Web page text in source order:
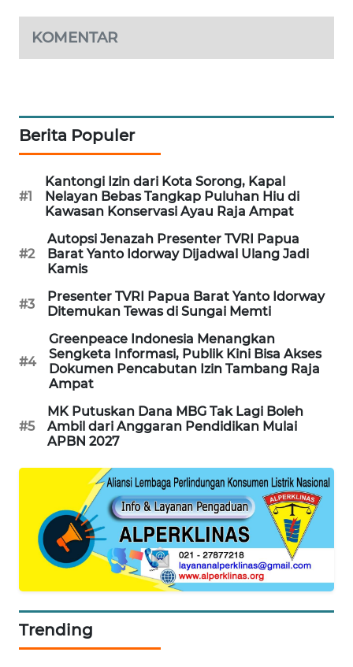
KOMENTAR
Berita Populer
#1
Kantongi Izin dari Kota Sorong, Kapal
Nelayan Bebas Tangkap Puluhan Hiu di
Kawasan Konservasi Ayau Raja Ampat
#2
Autopsi Jenazah Presenter TVRI Papua
Barat Yanto Idorway Dijadwal Ulang Jadi
Kamis
#3
Presenter TVRI Papua Barat Yanto Idorway
Ditemukan Tewas di Sungai Memti
#4
Greenpeace Indonesia Menangkan
Sengketa Informasi, Publik Kini Bisa Akses
Dokumen Pencabutan Izin Tambang Raja
Ampat
#5
MK Putuskan Dana MBG Tak Lagi Boleh
Ambil dari Anggaran Pendidikan Mulai
APBN 2027
Trending
FORWAMKI
ALPERKLINAS
SITUNGIR
SIDIKALANG
NEWS
METRO
NEWS
MEDAN
METRO
JAKARTA
NEWS